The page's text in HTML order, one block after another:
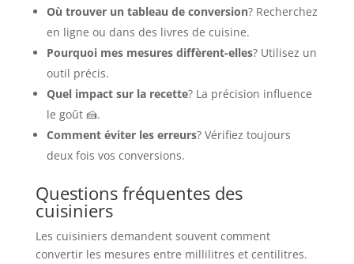
Où trouver un tableau de conversion? Recherchez
en ligne ou dans des livres de cuisine.
Pourquoi mes mesures diffèrent-elles? Utilisez un
outil précis.
Quel impact sur la recette? La précision influence
le goût 🍰.
Comment éviter les erreurs? Vérifiez toujours
deux fois vos conversions.
Questions fréquentes des
cuisiniers
Les cuisiniers demandent souvent comment
convertir les mesures entre millilitres et centilitres.